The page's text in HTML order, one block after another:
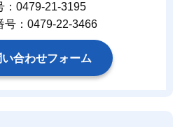
：0479-21-3195
号：0479-22-3466
い合わせフォーム